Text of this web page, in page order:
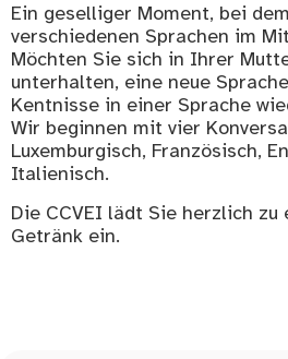
Ein geselliger Moment, bei
verschiedenen Sprachen im
Möchten Sie sich in Ihrer
unterhalten, eine neue
Kentnisse in einer Sprache
Wir beginnen mit vier
Luxemburgisch, Französisch,
Italienisch.
Die CCVEI lädt Sie herzlich zu
Getränk ein.